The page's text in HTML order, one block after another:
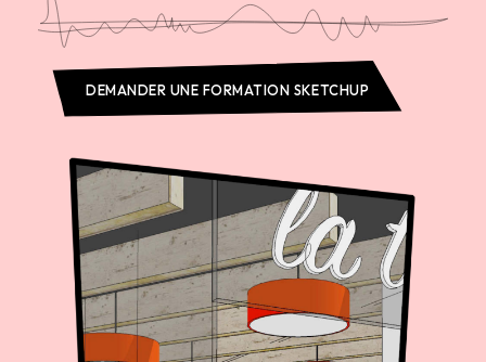
DEMANDER UNE FORMATION SKETCHUP